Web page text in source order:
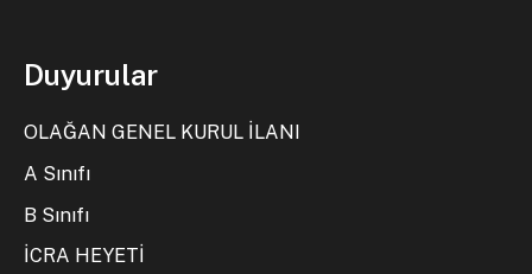
Duyurular
OLAĞAN GENEL KURUL İLANI
A Sınıfı
B Sınıfı
İCRA HEYETİ